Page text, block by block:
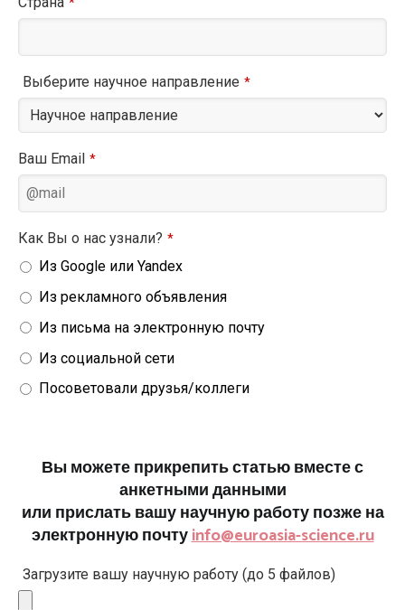
Выберите научное направление *
Ваш Email *
Как Вы о нас узнали? *
Из Google или Yandex
Из рекламного объявления
Из письма на электронную почту
Из социальной сети
Посоветовали друзья/коллеги
Вы можете прикрепить статью вместе с
анкетными данными
или прислать вашу научную работу позже на
электронную почтуinfo@euroasia-science.ru
Загрузите вашу научную работу (до 5 файлов)